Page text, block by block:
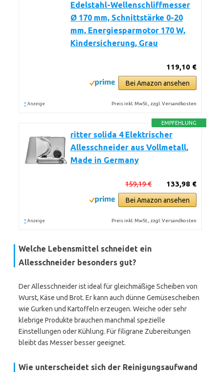
Edelstahl-Wellenschliffmesser
Ø 170 mm, Schnittstärke 0-20
mm, Energiesparmotor 170 W,
Kindersicherung, Grau
119,10 €
Bei Amazon ansehen
* Anzeige Preis inkl. MwSt., zzgl. Versandkosten
EMPFEHLUNG
ritter solida 4 Elektrischer
Allesschneider aus Vollmetall,
Made in Germany
133,98 €
159,19 €
Bei Amazon ansehen
* Anzeige Preis inkl. MwSt., zzgl. Versandkosten
Welche Lebensmittel schneidet ein
Allesschneider besonders gut?
Der Allesschneider ist ideal für gleichmäßige Scheiben von
Wurst, Käse und Brot. Er kann auch dünne Gemüsescheiben
wie Gurken und Kartoffeln erzeugen. Weiche oder sehr
klebrige Produkte brauchen manchmal spezielle
Einstellungen oder Kühlung. Für filigrane Zubereitungen
bleibt das Messer besser geeignet.
Wie unterscheidet sich der Reinigungsaufwand